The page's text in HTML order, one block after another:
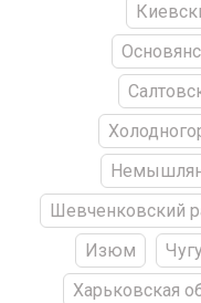
Шевченковский
Изюм
Харьковская